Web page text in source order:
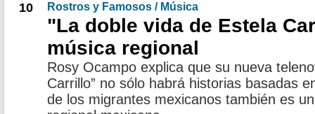
10 Rostros y Famosos / Música
"La doble vida de Estela
música regional
Rosy Ocampo explica que su nueva
Carrillo” no sólo habrá historias basadas
de los migrantes mexicanos también es